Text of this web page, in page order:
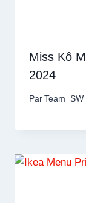
Miss Kô
2024
Par